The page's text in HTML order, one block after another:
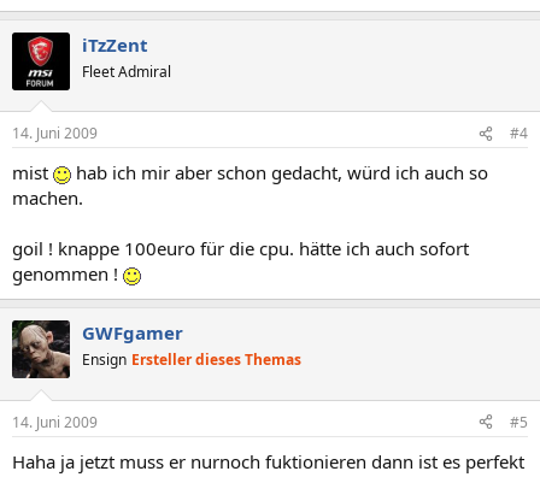
iTzZent
Fleet Admiral
14. Juni 2009 #4
mist
hab ich mir aber schon gedacht, würd ich auch so
machen.
goil ! knappe 100euro für die cpu. hätte ich auch sofort
genommen !
GWFgamer
Ensign Ersteller dieses Themas
14. Juni 2009 #5
Haha ja jetzt muss er nurnoch fuktionieren dann ist es perfekt